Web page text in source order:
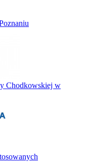
Chodkowskiej w